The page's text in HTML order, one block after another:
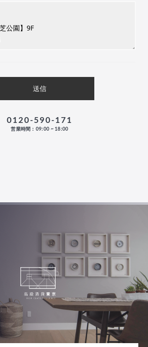
0120-590-171
営業時間：09:00 ~ 18:00